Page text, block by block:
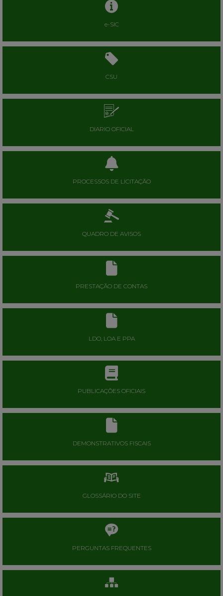
e-SIC
CSU
DIARIO OFICIAL
PROCESSOS DE LICITAÇÃO
QUADRO DE AVISOS
PRESTAÇÃO DE CONTAS
LDO, LOA E PPA
PUBLICAÇÕES OFICIAIS
DEMONSTRATIVOS FISCAIS
GLOSSÁRIO DO SITE
PERGUNTAS FREQUENTES